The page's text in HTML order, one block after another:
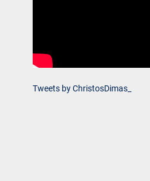
Tweets by ChristosDimas_